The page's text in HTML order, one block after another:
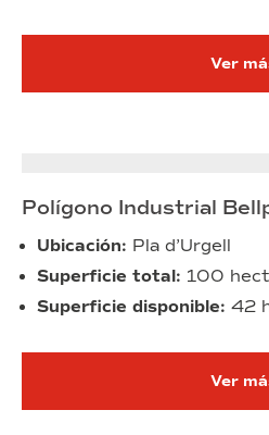
Ver
Polígono Industrial
Ubicación: Pla d’Urgell
Superficie total: 100
Superficie disponible: 42
Ver